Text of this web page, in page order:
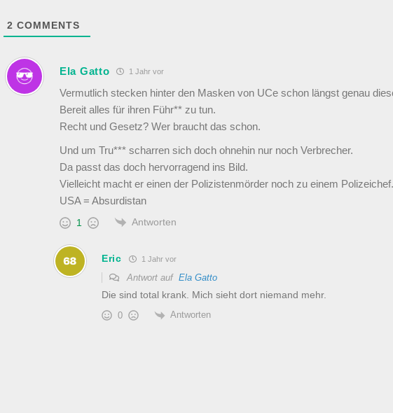
2 COMMENTS
Ela Gatto 1 Jahr vor
Vermutlich stecken hinter den Masken von UCe schon längst genau
Bereit alles für ihren Führ** zu tun.
Recht und Gesetz? Wer braucht das schon.
Und um Tru*** scharren sich doch ohnehin nur noch Verbrecher.
Da passt das doch hervorragend ins Bild.
Vielleicht macht er einen der Polizistenmörder noch zu einem Polizeichef.
USA = Absurdistan
1 Antworten
Eric 1 Jahr vor
Antwort auf Ela Gatto
Die sind total krank. Mich sieht dort niemand mehr.
0 Antworten